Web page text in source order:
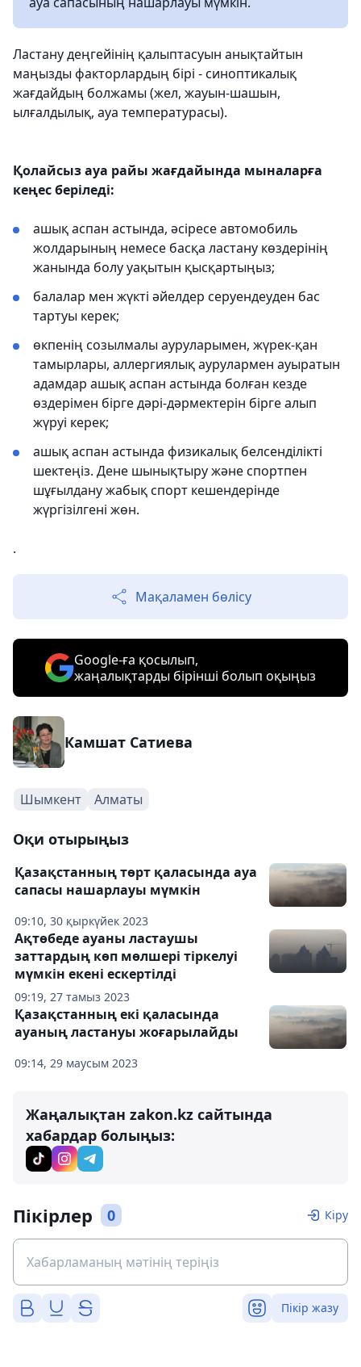
Ластану деңгейінің қалыптасуын анықтайтын
маңызды факторлардың бірі - синоптикалық
жағдайдың болжамы (жел, жауын-шашын,
ылғалдылық, ауа температурасы).
Қолайсыз ауа райы жағдайында мыналарға
кеңес беріледі:
ашық аспан астында, әсіресе автомобиль
жолдарының немесе басқа ластану көздерінің
жанында болу уақытын қысқартыңыз;
балалар мен жүкті әйелдер серуендеуден бас
тартуы керек;
өкпенің созылмалы ауруларымен, жүрек-қан
тамырлары, аллергиялық аурулармен ауыратын
адамдар ашық аспан астында болған кезде
өздерімен бірге дәрі-дәрмектерін бірге алып
жүруі керек;
ашық аспан астында физикалық белсенділікті
шектеңіз. Дене шынықтыру және спортпен
шұғылдану жабық спорт кешендерінде
жүргізілгені жөн.
.
Мақаламен бөлісу
Google-ға қосылып,
жаңалықтарды бірінші болып оқыңыз
Камшат Сатиева
Шымкент Алматы
Оқи отырыңыз
09:10, 30 қыркүйек 2023
Қазақстанның төрт қаласында ауа
сапасы нашарлауы мүмкін
09:19, 27 тамыз 2023
Ақтөбеде ауаны ластаушы
заттардың көп мөлшері тіркелуі
мүмкін екені ескертілді
09:14, 29 маусым 2023
Қазақстанның екі қаласында
ауаның ластануы жоғарылайды
Жаңалықтан zakon.kz сайтында
хабардар болыңыз:
Пікірлер 0 Кіру
Пікір жазу